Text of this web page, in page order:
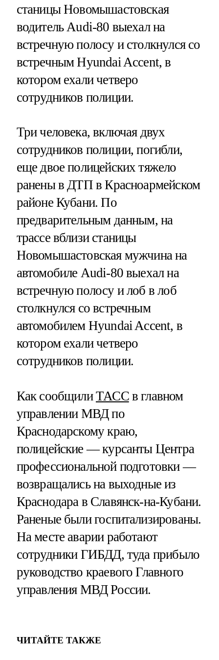
станицы Новомышастовская
водитель Audi-80 выехал на
встречную полосу и столкнулся со
встречным Hyundai Accent, в
котором ехали четверо
сотрудников полиции.
Три человека, включая двух
сотрудников полиции, погибли,
еще двое полицейских тяжело
ранены в ДТП в Красноармейском
районе Кубани. По
предварительным данным, на
трассе вблизи станицы
Новомышастовская мужчина на
автомобиле Audi-80 выехал на
встречную полосу и лоб в лоб
столкнулся со встречным
автомобилем Hyundai Accent, в
котором ехали четверо
сотрудников полиции.
Как сообщилиТАССв главном
управлении МВД по
Краснодарскому краю,
полицейские — курсанты Центра
профессиональной подготовки —
возвращались на выходные из
Краснодара в Славянск-на-Кубани.
Раненые были госпитализированы.
На месте аварии работают
сотрудники ГИБДД, туда прибыло
руководство краевого Главного
управления МВД России.
ЧИТАЙТЕ ТАКЖЕ